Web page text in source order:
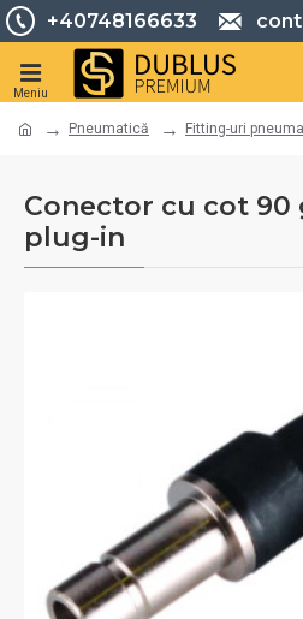
+40748166633
Pneumatică Fitting-uri
Conector cu cot 90
plug-in